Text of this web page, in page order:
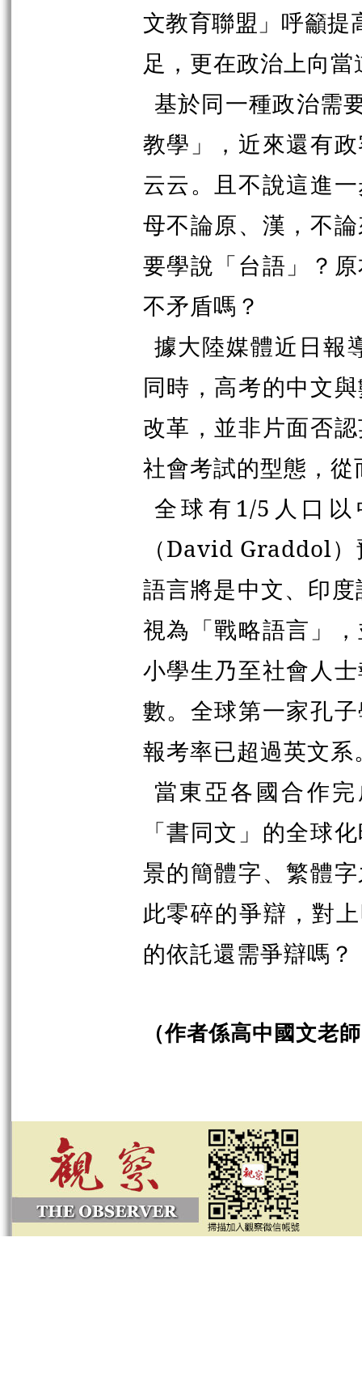
文教育聯盟」呼籲提
足，更在政治上向
基於同一種政治需
教學」，近來還有
云云。且不說這進
母不論原、漢，不
要學說「台語」？
不矛盾嗎？
據大陸媒體近日報
同時，高考的中文
改革，並非片面否
社會考試的型態，
全球有1/5人口
（David Graddol
語言將是中文、印
視為「戰略語言」
小學生乃至社會人
數。全球第一家孔
報考率已超過英文系
當東亞各國合作
「書同文」的全球
景的簡體字、繁體
此零碎的爭辯，對
的依託還需爭辯嗎？
（作者係高中國文老